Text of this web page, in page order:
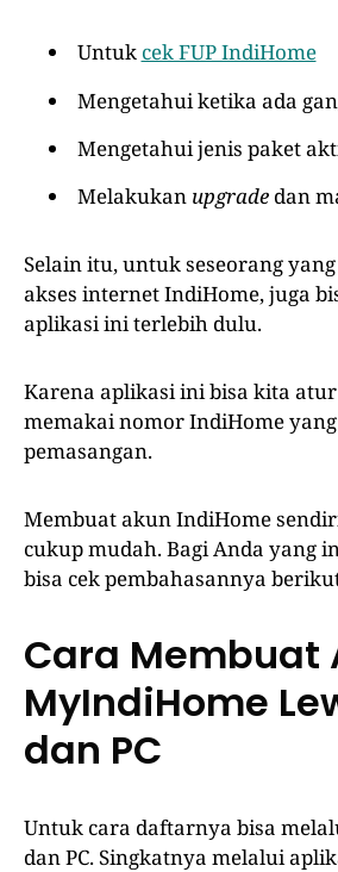
Untuk cek FUP IndiHome
Mengetahui ketika ada
Mengetahui jenis paket
Melakukan upgradedan
Selain itu, untuk seseorang
akses internet IndiHome, juga
aplikasi ini terlebih dulu.
Karena aplikasi ini bisa kita
memakai nomor IndiHome
pemasangan.
Membuat akun IndiHome
cukup mudah. Bagi Anda yang
bisa cek pembahasannya
Cara Membuat
MyIndiHome
dan PC
Untuk cara daftarnya bisa
dan PC. Singkatnya melalui